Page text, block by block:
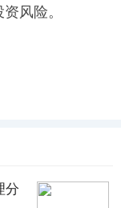
风险。
分